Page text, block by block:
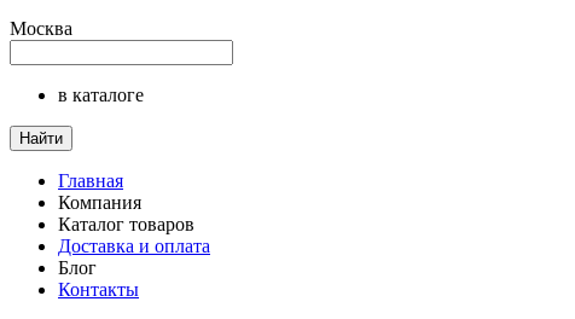
Москва
в каталоге
Найти
Главная
Компания
Каталог товаров
Доставка и оплата
Блог
Контакты